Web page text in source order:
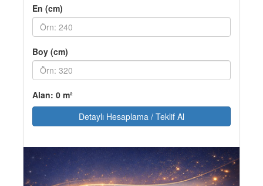
En (cm)
Boy (cm)
Alan: 0 m²
Detaylı Hesaplama / Teklif Al